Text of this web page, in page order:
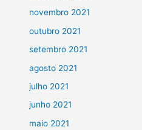
novembro 2021
outubro 2021
setembro 2021
agosto 2021
julho 2021
junho 2021
maio 2021